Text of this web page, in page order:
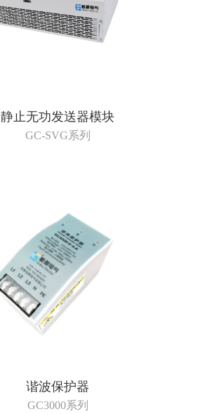
静止无功发送器模块
GC-SVG系列
谐波保护器
GC3000系列